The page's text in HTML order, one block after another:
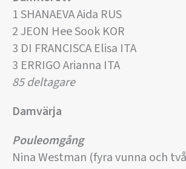
1 SHANAEVA Aida RUS
2 JEON Hee Sook KOR
3 DI FRANCISCA Elisa ITA
3 ERRIGO Arianna ITA
85 deltagare
Damvärja
Pouleomgång
Nina Westman (fyra vunna och